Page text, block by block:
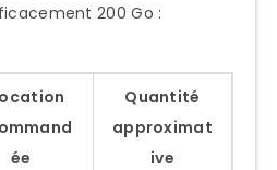
200 Go :
ée
Quantité
approximat
ive